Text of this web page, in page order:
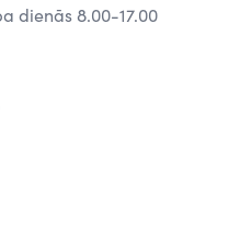
dienās 8.00-17.00